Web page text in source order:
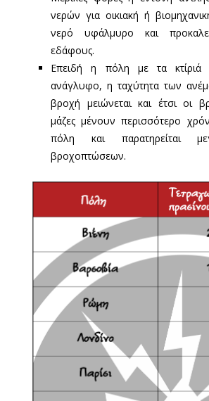
νερών για οικιακή ή
νερό υφάλμυρο και
εδάφους.
Επειδή η πόλη με τα κτίριά
ανάγλυφο, η ταχύτητα των
βροχή μειώνεται και έτσι οι
μάζες μένουν περισσότερο
πόλη και παρατηρείται
βροχοπτώσεων.